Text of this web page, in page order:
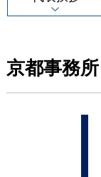
京都事務